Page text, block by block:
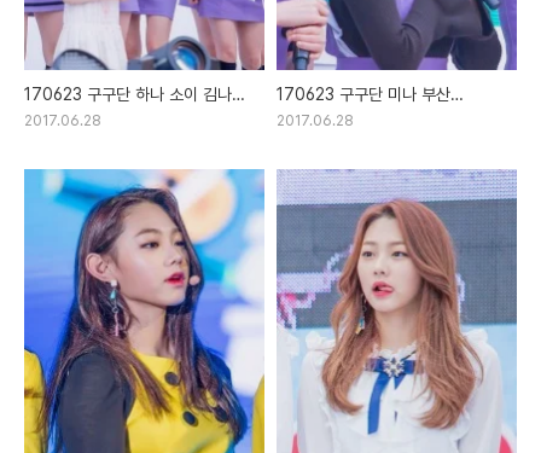
170623 구구단 하나 소이 김나영
혜연 해빈 미미 샐리 강미나 부산
2017.06.28
170623 구구단 미나 부산
환경음악회 직찍
2017.06.28